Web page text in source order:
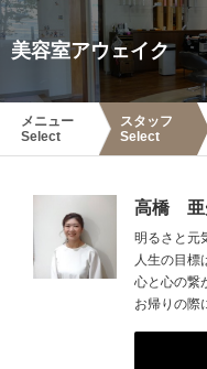
美容室アウェイク
メニュー
Select
スタッフ
Select
高橋 亜
明るさと元
人生の目標
心と心の繋
お帰りの際